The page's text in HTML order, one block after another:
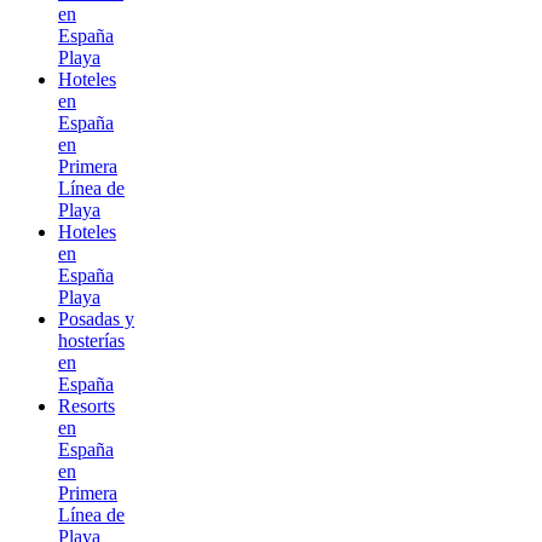
en
España
Playa
Hoteles
en
España
en
Primera
Línea de
Playa
Hoteles
en
España
Playa
Posadas y
hosterías
en
España
Resorts
en
España
en
Primera
Línea de
Playa